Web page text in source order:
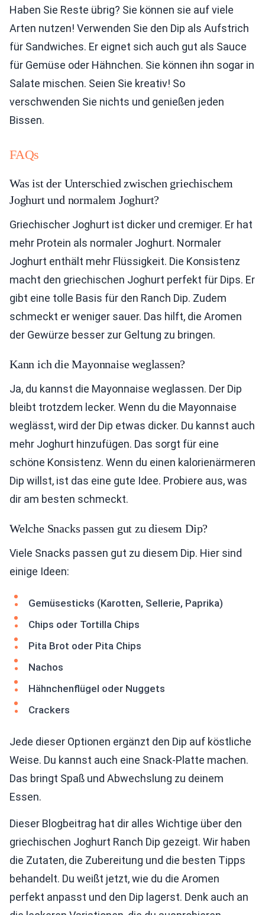
Haben Sie Reste übrig? Sie können sie auf viele
Arten nutzen! Verwenden Sie den Dip als Aufstrich
für Sandwiches. Er eignet sich auch gut als Sauce
für Gemüse oder Hähnchen. Sie können ihn sogar in
Salate mischen. Seien Sie kreativ! So
verschwenden Sie nichts und genießen jeden
Bissen.
FAQs
Was ist der Unterschied zwischen griechischem
Joghurt und normalem Joghurt?
Griechischer Joghurt ist dicker und cremiger. Er hat
mehr Protein als normaler Joghurt. Normaler
Joghurt enthält mehr Flüssigkeit. Die Konsistenz
macht den griechischen Joghurt perfekt für Dips. Er
gibt eine tolle Basis für den Ranch Dip. Zudem
schmeckt er weniger sauer. Das hilft, die Aromen
der Gewürze besser zur Geltung zu bringen.
Kann ich die Mayonnaise weglassen?
Ja, du kannst die Mayonnaise weglassen. Der Dip
bleibt trotzdem lecker. Wenn du die Mayonnaise
weglässt, wird der Dip etwas dicker. Du kannst auch
mehr Joghurt hinzufügen. Das sorgt für eine
schöne Konsistenz. Wenn du einen kalorienärmeren
Dip willst, ist das eine gute Idee. Probiere aus, was
dir am besten schmeckt.
Welche Snacks passen gut zu diesem Dip?
Viele Snacks passen gut zu diesem Dip. Hier sind
einige Ideen:
Gemüsesticks (Karotten, Sellerie, Paprika)
Chips oder Tortilla Chips
Pita Brot oder Pita Chips
Nachos
Hähnchenflügel oder Nuggets
Crackers
Jede dieser Optionen ergänzt den Dip auf köstliche
Weise. Du kannst auch eine Snack-Platte machen.
Das bringt Spaß und Abwechslung zu deinem
Essen.
Dieser Blogbeitrag hat dir alles Wichtige über den
griechischen Joghurt Ranch Dip gezeigt. Wir haben
die Zutaten, die Zubereitung und die besten Tipps
behandelt. Du weißt jetzt, wie du die Aromen
perfekt anpasst und den Dip lagerst. Denk auch an